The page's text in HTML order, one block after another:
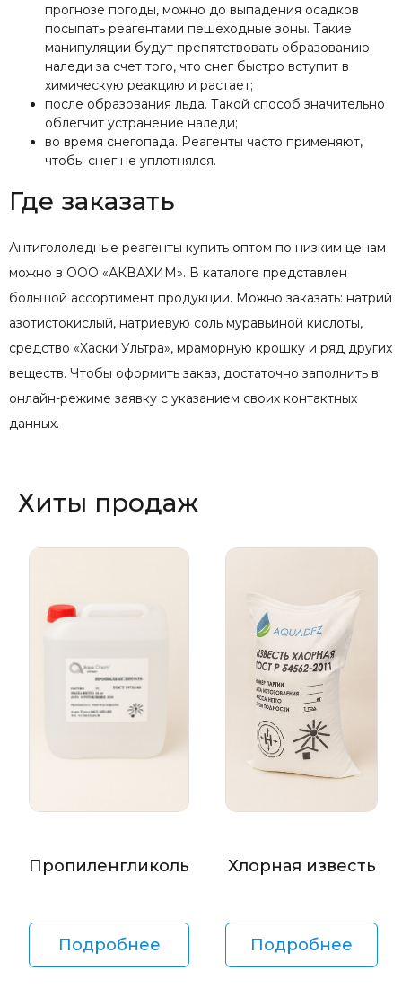
прогнозе погоды, можно до выпадения осадков
посыпать реагентами пешеходные зоны. Такие
манипуляции будут препятствовать образованию
наледи за счет того, что снег быстро вступит в
химическую реакцию и растает;
после образования льда. Такой способ значительно
облегчит устранение наледи;
во время снегопада. Реагенты часто применяют,
чтобы снег не уплотнялся.
Где заказать
Антигололедные реагенты купить оптом по низким ценам
можно в ООО «АКВАХИМ». В каталоге представлен
большой ассортимент продукции. Можно заказать: натрий
азотистокислый, натриевую соль муравьиной кислоты,
средство «Хаски Ультра», мраморную крошку и ряд других
веществ. Чтобы оформить заказ, достаточно заполнить в
онлайн-режиме заявку с указанием своих контактных
данных.
Хиты продаж
Пропиленгликоль
Подробнее
Хлорная известь
Подробнее